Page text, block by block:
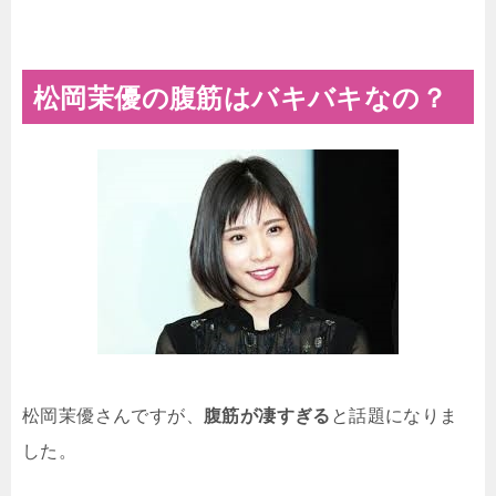
松岡茉優の腹筋はバキバキなの？
松岡茉優さんですが、 腹筋が凄すぎる と話題になりま
した。